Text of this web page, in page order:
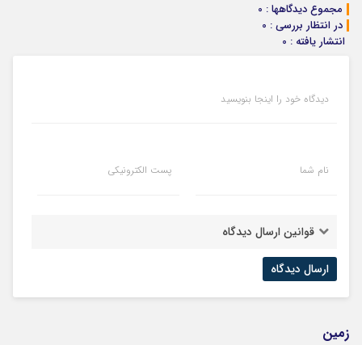
مجموع دیدگاهها : 0
در انتظار بررسی : 0
انتشار یافته : 0
دیدگاه خود را اینجا بنویسید
نام شما پست الکترونیکی
قوانین ارسال دیدگاه
زمین